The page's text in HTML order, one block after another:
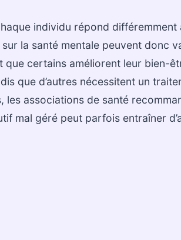
individu répond
la santé mentale peuvent donc
certains améliorent leur bien-
que d’autres nécessitent un
les associations de santé
mal géré peut parfois entraîner